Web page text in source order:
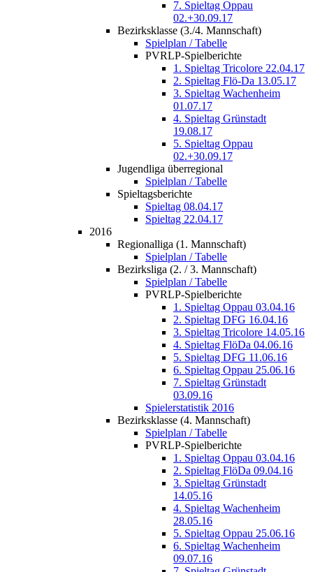
7. Spieltag Oppau
02.+30.09.17
Bezirksklasse (3./4. Mannschaft)
Spielplan / Tabelle
PVRLP-Spielberichte
1. Spieltag Tricolore 22.04.17
2. Spieltag Flö-Da 13.05.17
3. Spieltag Wachenheim
01.07.17
4. Spieltag Grünstadt
19.08.17
5. Spieltag Oppau
02.+30.09.17
Jugendliga überregional
Spielplan / Tabelle
Spieltagsberichte
Spieltag 08.04.17
Spieltag 22.04.17
2016
Regionalliga (1. Mannschaft)
Spielplan / Tabelle
Bezirksliga (2. / 3. Mannschaft)
Spielplan / Tabelle
PVRLP-Spielberichte
1. Spieltag Oppau 03.04.16
2. Spieltag DFG 16.04.16
3. Spieltag Tricolore 14.05.16
4. Spieltag FlöDa 04.06.16
5. Spieltag DFG 11.06.16
6. Spieltag Oppau 25.06.16
7. Spieltag Grünstadt
03.09.16
Spielerstatistik 2016
Bezirksklasse (4. Mannschaft)
Spielplan / Tabelle
PVRLP-Spielberichte
1. Spieltag Oppau 03.04.16
2. Spieltag FlöDa 09.04.16
3. Spieltag Grünstadt
14.05.16
4. Spieltag Wachenheim
28.05.16
5. Spieltag Oppau 25.06.16
6. Spieltag Wachenheim
09.07.16